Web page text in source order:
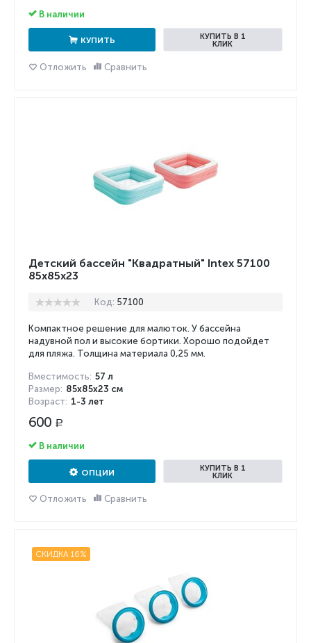
В наличии
КУПИТЬ
КУПИТЬ В 1
КЛИК
Отложить Сравнить
Детский бассейн "Квадратный" Intex 57100
85х85х23
Код: 57100
Компактное решение для малюток. У бассейна
надувной пол и высокие бортики. Хорошо подойдет
для пляжа. Толщина материала 0,25 мм.
Вместимость: 57 л
Размер: 85х85х23 см
Возраст: 1-3 лет
600 Р
В наличии
ОПЦИИ
КУПИТЬ В 1
КЛИК
Отложить Сравнить
СКИДКА 16%